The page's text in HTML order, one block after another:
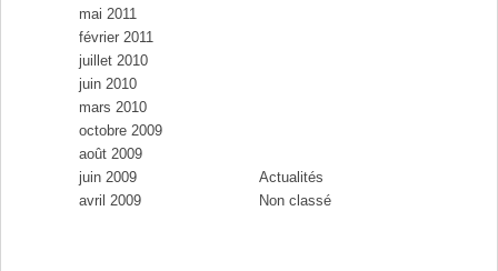
mai 2011
février 2011
juillet 2010
juin 2010
mars 2010
octobre 2009
août 2009
juin 2009
avril 2009
Actualités
Non classé